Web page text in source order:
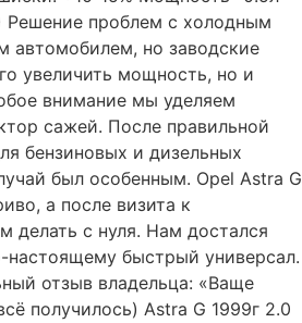
Решение проблем с холодным
автомобилем, но заводские
увеличить мощность, но и
внимание мы уделяем
сажей. После правильной
бензиновых и дизельных
был особенным. Opel Astra G
а после визита к
делать с нуля. Нам достался
настоящему быстрый универсал.
отзыв владельца: «Ваще
получилось) Astra G 1999г 2.0